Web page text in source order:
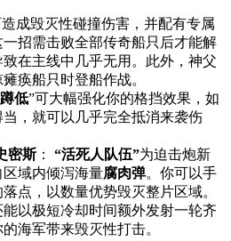
造成毁灭性碰撞伤害，并配有专属
招需击败全部传奇船只后才能解
在主线中几乎无用。此外，神父
痪船只时登船作战。
低”可大幅强化你的格挡效果，如
，就可以几乎完全抵消来袭伤
密斯： “活死人队伍”为迫击炮新
域内倾泻海量腐肉弹。你可以手
点，以数量优势毁灭整片区域。
以极短冷却时间额外发射一轮齐
海军带来毁灭性打击。